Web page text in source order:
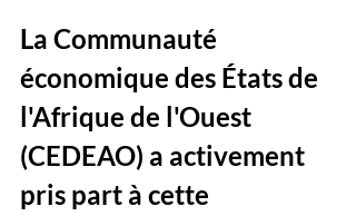
La Communauté
économique des États de
l'Afrique de l'Ouest
(CEDEAO) a activement
pris part à cette